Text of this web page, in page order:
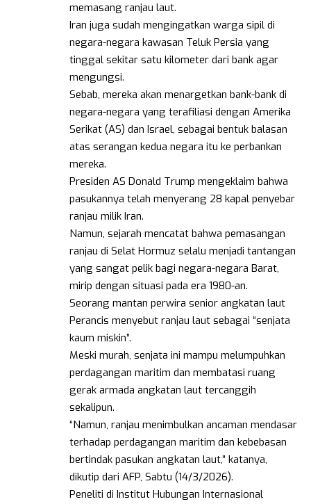
memasang ranjau laut.
Iran juga sudah mengingatkan warga sipil di
negara-negara kawasan Teluk Persia yang
tinggal sekitar satu kilometer dari bank agar
mengungsi.
Sebab, mereka akan menargetkan bank-bank di
negara-negara yang terafiliasi dengan Amerika
Serikat (AS) dan Israel, sebagai bentuk balasan
atas serangan kedua negara itu ke perbankan
mereka.
Presiden AS Donald Trump mengeklaim bahwa
pasukannya telah menyerang 28 kapal penyebar
ranjau milik Iran.
Namun, sejarah mencatat bahwa pemasangan
ranjau di Selat Hormuz selalu menjadi tantangan
yang sangat pelik bagi negara-negara Barat,
mirip dengan situasi pada era 1980-an.
Seorang mantan perwira senior angkatan laut
Perancis menyebut ranjau laut sebagai “senjata
kaum miskin”.
Meski murah, senjata ini mampu melumpuhkan
perdagangan maritim dan membatasi ruang
gerak armada angkatan laut tercanggih
sekalipun.
“Namun, ranjau menimbulkan ancaman mendasar
terhadap perdagangan maritim dan kebebasan
bertindak pasukan angkatan laut,” katanya,
dikutip dari AFP, Sabtu (14/3/2026).
Peneliti di Institut Hubungan Internasional